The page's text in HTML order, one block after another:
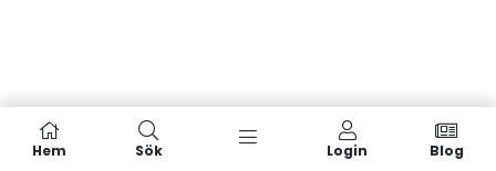
Hem Sök Login Blog